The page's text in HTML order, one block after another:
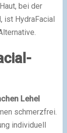
bei der
ist HydraFacial
Lehel
schmerzfrei.
individuell